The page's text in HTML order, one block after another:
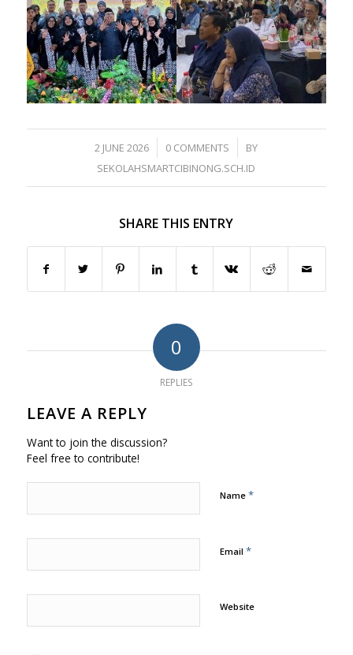
2 JUNE 2026
/ 0 COMMENTS
/
BY
SEKOLAHSMARTCIBINONG.SCH.ID
SHARE THIS ENTRY
0
REPLIES
LEAVE A REPLY
Want to join the discussion?
Feel free to contribute!
Name *
Email *
Website